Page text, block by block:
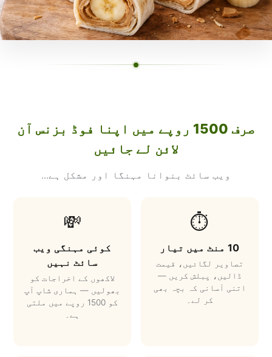
صرف 1500 روپے میں اپنا فوڈ بزنس آن
لائن لے جائیں
ویب سائٹ بنوانا مہنگا اور مشکل ہے...
⏱️
10 منٹ میں تیار
تصاویر لگائیں، قیمت
ڈالیں، پبلش کریں —
اتنی آسانی کہ بچہ بھی
کر لے۔
💸
کوئی مہنگی ویب
سائٹ نہیں
لاکھوں کے اخراجات کو
بھولیں — ہماری شاپ آپ
کو 1500 روپے میں ملتی
ہے۔